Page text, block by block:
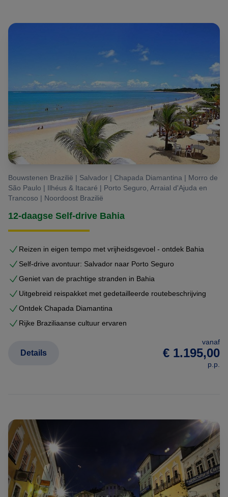
Bouwstenen Brazilië | Salvador | Chapada Diamantina | Morro de
São Paulo | Ilhéus & Itacaré | Porto Seguro, Arraial d'Ajuda en
Trancoso | Noordoost Brazilië
12-daagse Self-drive Bahia
Reizen in eigen tempo met vrijheidsgevoel - ontdek Bahia
Self-drive avontuur: Salvador naar Porto Seguro
Geniet van de prachtige stranden in Bahia
Uitgebreid reispakket met gedetailleerde routebeschrijving
Ontdek Chapada Diamantina
Rijke Braziliaanse cultuur ervaren
vanaf
€ 1.195,00
p.p.
Details